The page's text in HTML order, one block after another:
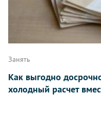
Занять
Как выгодно
холодный расчет